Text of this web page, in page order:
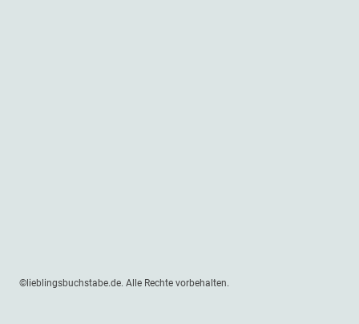
©lieblingsbuchstabe.de. Alle Rechte vorbehalten.